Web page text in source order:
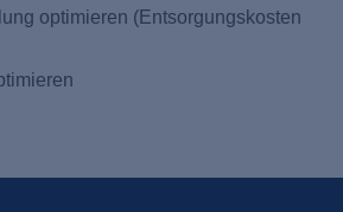
optimieren (Entsorgungskosten